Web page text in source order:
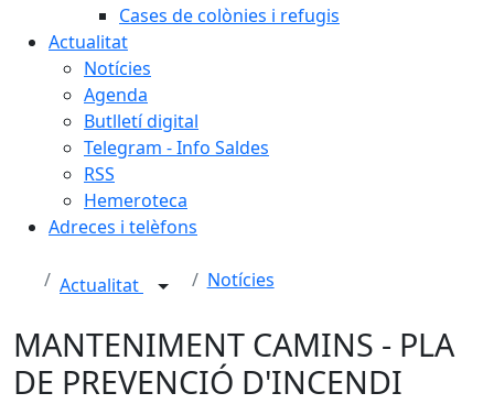
Cases de colònies i refugis
Actualitat
Notícies
Agenda
Butlletí digital
Telegram - Info Saldes
RSS
Hemeroteca
Adreces i telèfons
Actualitat Notícies
MANTENIMENT CAMINS - PLA
DE PREVENCIÓ D'INCENDI